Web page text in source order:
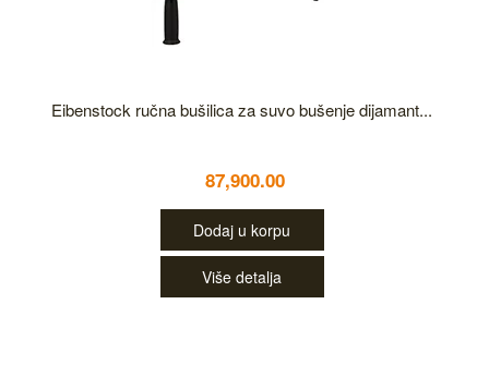
Eibenstock ručna bušilica za suvo bušenje dijamant...
87,900.00
Dodaj u korpu
Više detalja